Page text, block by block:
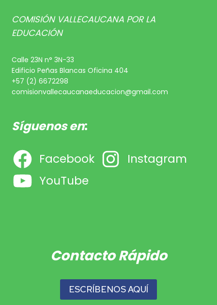
COMISIÓN VALLECAUCANA POR LA
EDUCACIÓN
Calle 23N n° 3N-33
Edificio Peñas Blancas Oficina 404
+57 (2) 6672298
comisionvallecaucanaeducacion@gmail.com
Síguenos en:
Facebook
Instagram
YouTube
Contacto Rápido
ESCRÍBENOS AQUÍ